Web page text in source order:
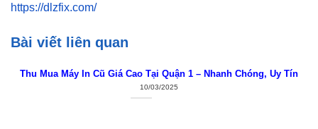
https://dlzfix.com/
Bài viết liên quan
Thu Mua Máy In Cũ Giá Cao Tại Quận 1 – Nhanh Chóng, Uy Tín
10/03/2025